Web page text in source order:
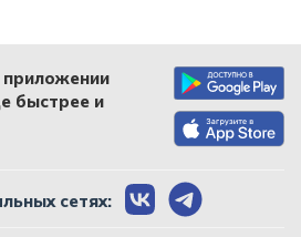
быстрее и
сетях: